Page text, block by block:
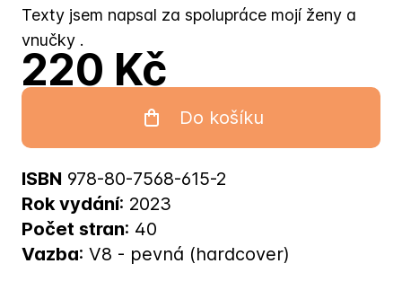
Texty jsem napsal za spolupráce mojí ženy a
vnučky .
220 Kč
Do košíku
ISBN 978-80-7568-615-2
Rok vydání: 2023
Počet stran: 40
Vazba: V8 - pevná (hardcover)